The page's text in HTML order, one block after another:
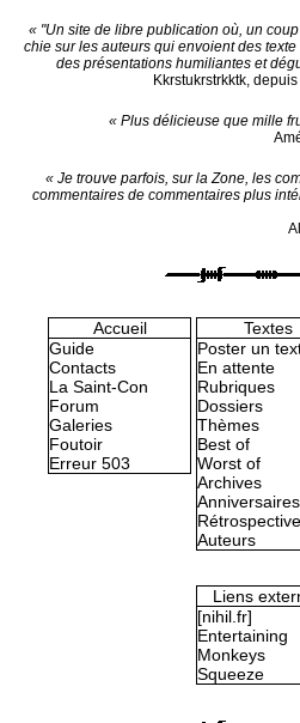
« "Un site de libre publication où, un
chie sur les auteurs qui envoient des
des présentations humiliantes et
Kkrstukrstrkktk,
« Plus délicieuse que mille
« Je trouve parfois, sur la Zone, les
commentaires de commentaires plus
Accueil
Guide
Contacts
La Saint-Con
Forum
Galeries
Foutoir
Erreur 503
Textes
Poster un
En attente
Rubriques
Dossiers
Thèmes
Best of
Worst of
Archives
Anniversaires
Auteurs
Liens
[nihil.fr]
Entertaining
Monkeys
Squeeze